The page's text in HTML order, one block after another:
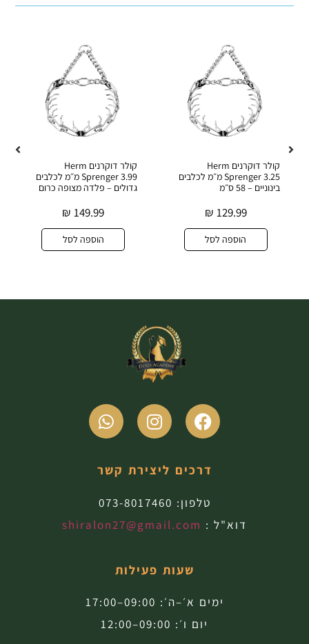
קולר דוקרנים Herm
Sprenger 3.25 מ״מ לכלבים
בינוניים – 58 ס״מ
129.99
₪
הוספה לסל
קולר דוקרנים Herm
Sprenger 3.99 מ״מ לכלבים
גדולים – פלדה מצופה כרום
149.99
₪
הוספה לסל
דרכים ליצירת קשר
טלפון: 073-8017460
דוא"ל : shiralon27@gmail.com
שעות פעילות
ימים א׳–ה׳: 09:00–17:00
יום ו׳: 09:00–12:00